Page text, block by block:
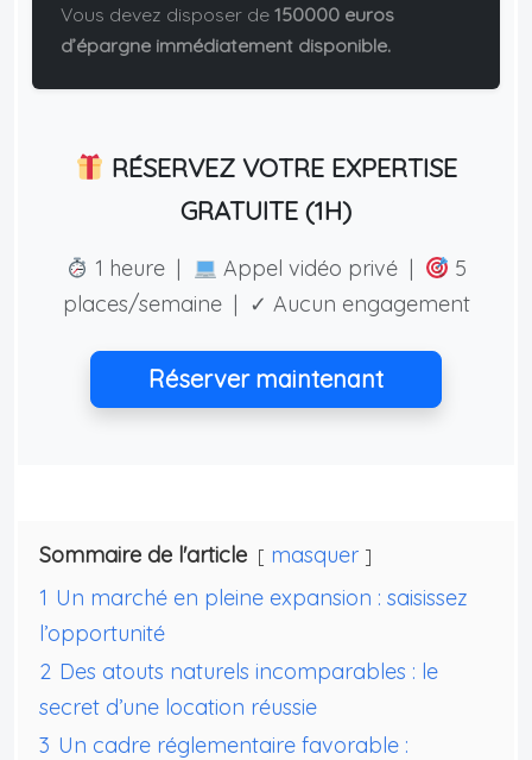
Vous devez disposer de 150000 euros
d’épargne immédiatement disponible.
RÉSERVEZ VOTRE EXPERTISE
GRATUITE (1H)
1 heure | Appel vidéo privé |
5
places/semaine | ✓ Aucun engagement
Réserver maintenant
Sommaire de l'article
masquer
1 Un marché en pleine expansion : saisissez
l’opportunité
2 Des atouts naturels incomparables : le
secret d’une location réussie
3 Un cadre réglementaire favorable :